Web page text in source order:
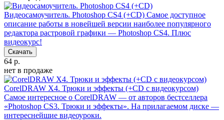
Видеосамоучитель. Photoshop CS4 (+CD) Самое доступное
описание работы в новейшей версии наиболее популярного
редактора растровой графики — Photoshop CS4. Плюс
видеокурс!
Скачать
64 р.
нет в продаже
CorelDRAW X4. Трюки и эффекты (+CD с видеокурсом)
Самое интересное о CorelDRAW — от авторов бестселлера
«Photoshop CS3. Трюки и эффекты». На прилагаемом диске —
интереснейшие видеоуроки.